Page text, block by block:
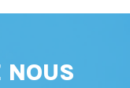
NOUS